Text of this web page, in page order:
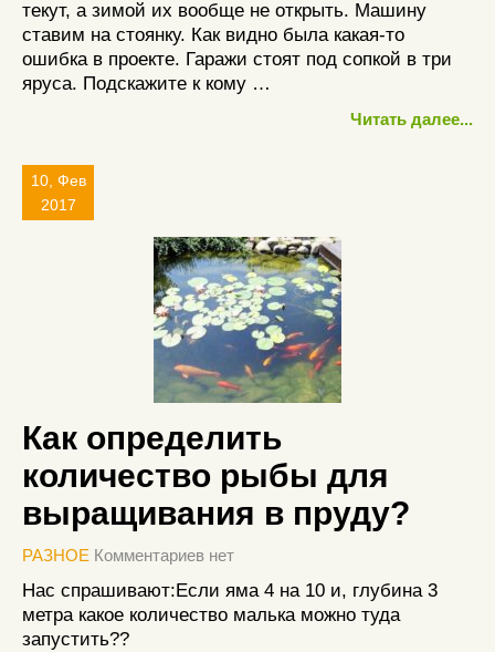
текут, а зимой их вообще не открыть. Машину
ставим на стоянку. Как видно была какая-то
ошибка в проекте. Гаражи стоят под сопкой в три
яруса. Подскажите к кому …
Читать далее...
10, Фев
2017
Как определить
количество рыбы для
выращивания в пруду?
РАЗНОЕ Комментариев нет
Нас спрашивают:Если яма 4 на 10 и, глубина 3
метра какое количество малька можно туда
запустить??